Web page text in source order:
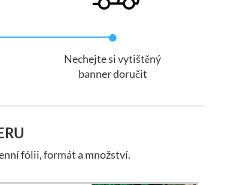
Nechejte si vytištěný
banner doručit
fólii, formát a množství.